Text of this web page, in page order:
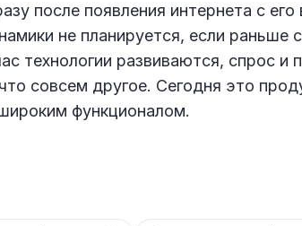
после появления интернета с
не планируется, если раньше
технологии развиваются, спрос и
совсем другое. Сегодня это
функционалом.